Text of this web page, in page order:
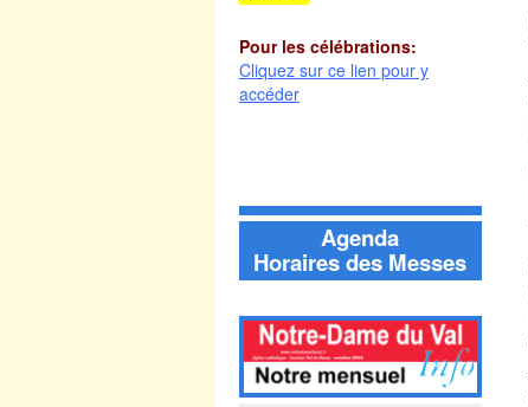
Pour les célébrations:
Cliquez sur ce lien pour y
accéder
Agenda
Horaires des Messes